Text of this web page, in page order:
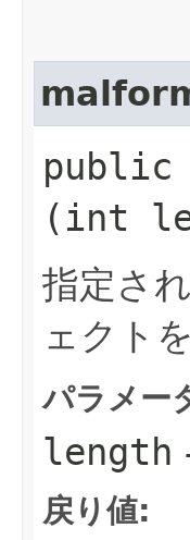
(int
指定さ
ェクト
パラメー
length
戻り値: